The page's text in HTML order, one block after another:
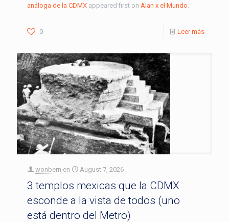
análoga de la CDMX appeared first on Alan x el Mundo.
0 Leer más
wonbern en August 7, 2026
3 templos mexicas que la CDMX
esconde a la vista de todos (uno
está dentro del Metro)